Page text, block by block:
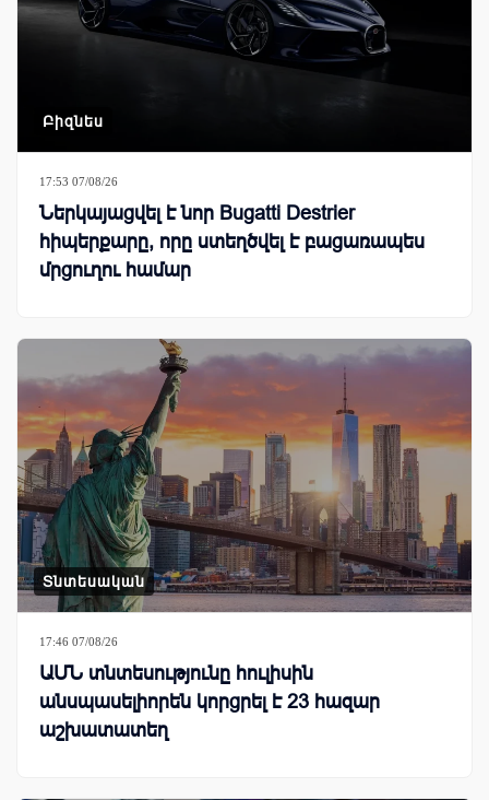
Բիզնես
17:53 07/08/26
Ներկայացվել է նոր Bugatti Destrier
հիպերքարը, որը ստեղծվել է բացառապես
մրցուղու համար
Տնտեսական
17:46 07/08/26
ԱՄՆ տնտեսությունը հուլիսին
անսպասելիորեն կորցրել է 23 հազար
աշխատատեղ